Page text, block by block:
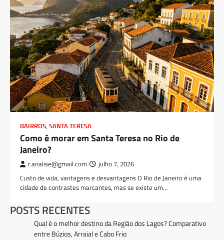
BAIRROS, SANTA TERESA
Como é morar em Santa Teresa no Rio de
Janeiro?
r.analise@gmail.com julho 7, 2026
Custo de vida, vantagens e desvantagens O Rio de Janeiro é uma
cidade de contrastes marcantes, mas se existe um…
POSTS RECENTES
Qual é o melhor destino da Região dos Lagos? Comparativo
entre Búzios, Arraial e Cabo Frio